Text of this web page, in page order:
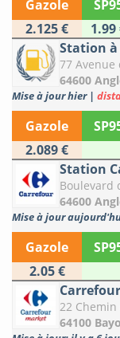
Gazole
2.125 €
1.99
Station
77 Avenue
64600
Mise à jour hier |
Gazole
2.089 €
Station
Boulevard
64600
Mise à jour
Gazole
2.05 €
22
64100